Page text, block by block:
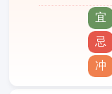
宜
忌
冲